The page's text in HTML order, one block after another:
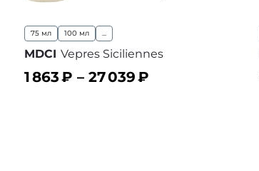
75 мл 100 мл ...
MDCI Vepres Siciliennes
1 863₽ – 27 039₽